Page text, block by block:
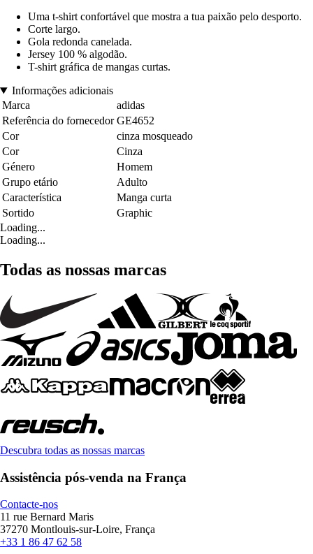
Uma t-shirt confortável que mostra a tua paixão pelo desporto.
Corte largo.
Gola redonda canelada.
Jersey 100 % algodão.
T-shirt gráfica de mangas curtas.
Informações adicionais
Marca
adidas
Referência do fornecedor GE4652
Cor
cinza mosqueado
Cor
Cinza
Género
Homem
Grupo etário
Adulto
Característica
Manga curta
Sortido
Graphic
Loading...
Loading...
Todas as nossas marcas
Descubra todas as nossas marcas
Assistência pós-venda na França
Contacte-nos
11 rue Bernard Maris
37270 Montlouis-sur-Loire, França
+33 1 86 47 62 58